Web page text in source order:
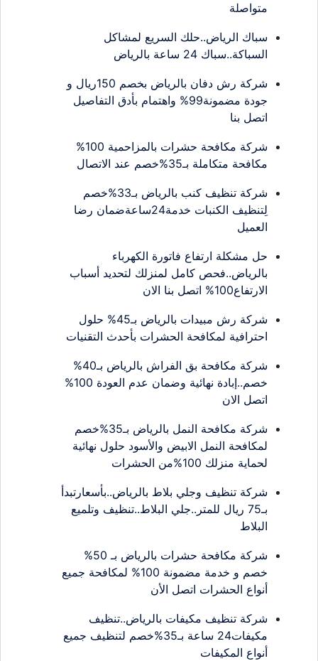
متواصلة
سباك الرياض..حلك السريع لمشاكل
السباكة..سباك 24 ساعة بالرياض
شركة رش دفان بالرياض بخصم 150ريال و
جودة مضمونة99% واهتمام بأدق التفاصيل
اتصل بنا
شركة مكافحة حشرات بالمزاحمية 100%
مكافحة متكاملة بـ35%خصم عند الاتصال
شركة تنظيف كنب بالرياض بـ33%خصم
لِتنظيف الكنبات خدمة24ساعةضمان رضا
العميل
حل مشكلة ارتفاع فاتورة الكهرباء
بالرياض..فحص كامل لمنزلك لتحديد أسباب
الارتفاع100% اتصل بنا الان
شركة رش مبيدات بالرياض بـ45% حلول
احترافية لمكافحة الحشرات بأحدث التقنيات
شركة مكافحة بق الفراش بالرياض بـ40%
خصم..إبادة نهائية وضمان عدم العودة 100%
اتصل الان
شركة مكافحة النمل بالرياض بـ35%خصم
لمكافحة النمل الابيض والأسود حلول نهائية
لحماية منزلك 100%من الحشرات
شركة تنظيف وجلي بلاط بالرياض..بأسعارتبدأ
بـ75 ريال للمتر..جلي البلاط..تنظيف وتلميع
البلاط
شركة مكافحة حشرات بالرياض بـ 50%
خصم و خدمة مضمونة 100% لمكافحة جميع
أنواع الحشرات اتصل الأن
شركة تنظيف مكيفات بالرياض..تنظيف
مكيفات24 ساعة بـ35%خصم لتنظيف جميع
أنواع المكيفات